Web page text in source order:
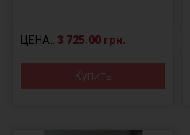
ЦЕНА:: 3 725.00 грн.
Купить